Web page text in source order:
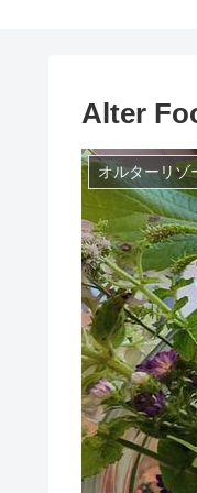
Alter
オルターリゾ